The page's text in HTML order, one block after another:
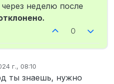
неделю после
0
г., 08:10
ты знаешь, нужно